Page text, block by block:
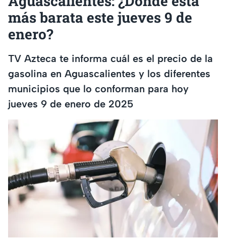
más barata este jueves 9 de
enero?
TV Azteca te informa cuál es el precio de la
gasolina en Aguascalientes y los diferentes
municipios que lo conforman para hoy
jueves 9 de enero de 2025